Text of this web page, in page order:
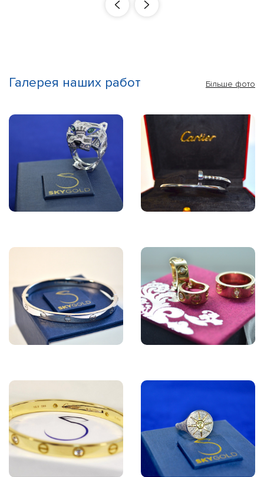
Галерея наших работ Більше фото